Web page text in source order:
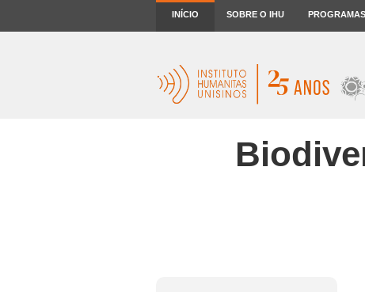
INÍCIO SOBRE O IHU PROGRAMAS